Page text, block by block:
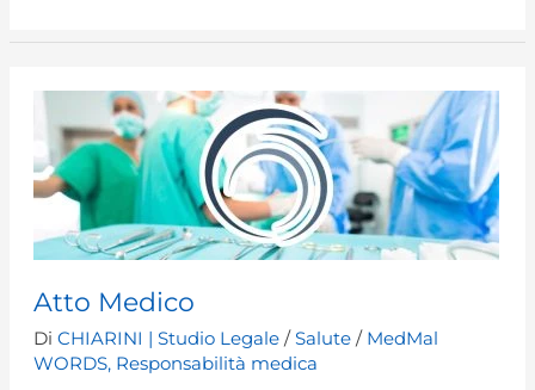
svolge
in
gravidanza
e
responsabilità
legale
Atto Medico
DiCHIARINI | Studio Legale/Salute / MedMal
WORDS, Responsabilità medica